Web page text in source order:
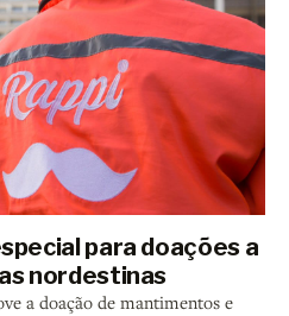
para doações a
nordestinas
a doação de mantimentos e